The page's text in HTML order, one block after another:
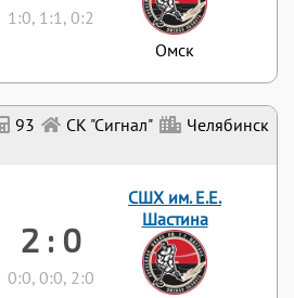
93 СК "Сигнал"
Челябинск
2 : 0
0:0, 0:0, 2:0
СШХ им. Е.Е.
Шастина
1:0, 1:1, 0:2
Омск